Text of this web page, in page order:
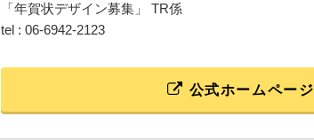
「年賀状デザイン募集」 TR係
tel : 06-6942-2123
公式ホームページ